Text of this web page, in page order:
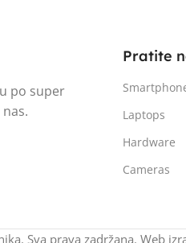
po super
Pratite
Laptops
Hardware
Cameras
Sva prava zadržana. Web